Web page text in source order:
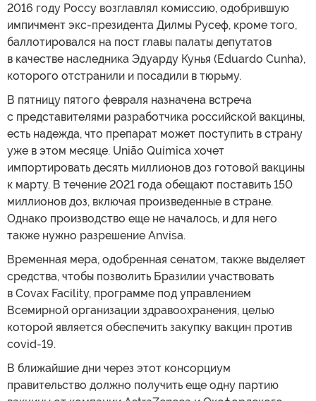
2016 году Россу возглавлял комиссию, одобрившую
импичмент экс-президента Дилмы Русеф, кроме того,
баллотировался на пост главы палаты депутатов
в качестве наследника Эдуарду Кунья (Eduardo Cunha),
которого отстранили и посадили в тюрьму.
В пятницу пятого февраля назначена встреча
с представителями разработчика российской вакцины,
есть надежда, что препарат может поступить в страну
уже в этом месяце. União Química хочет
импортировать десять миллионов доз готовой вакцины
к марту. В течение 2021 года обещают поставить 150
миллионов доз, включая произведенные в стране.
Однако производство еще не началось, и для него
также нужно разрешение Anvisa.
Временная мера, одобренная сенатом, также выделяет
средства, чтобы позволить Бразилии участвовать
в Covax Facility, программе под управлением
Всемирной организации здравоохранения, целью
которой является обеспечить закупку вакцин против
covid-19.
В ближайшие дни через этот консорциум
правительство должно получить еще одну партию